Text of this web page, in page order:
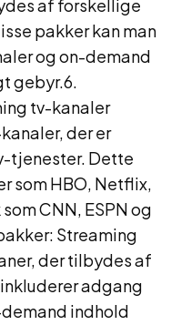
af forskellige
pakker kan man
og on-demand
gebyr.6.
tv-kanaler
der er
tjenester. Dette
som HBO, Netflix,
CNN, ESPN og
Streaming
der tilbydes af
adgang
indhold